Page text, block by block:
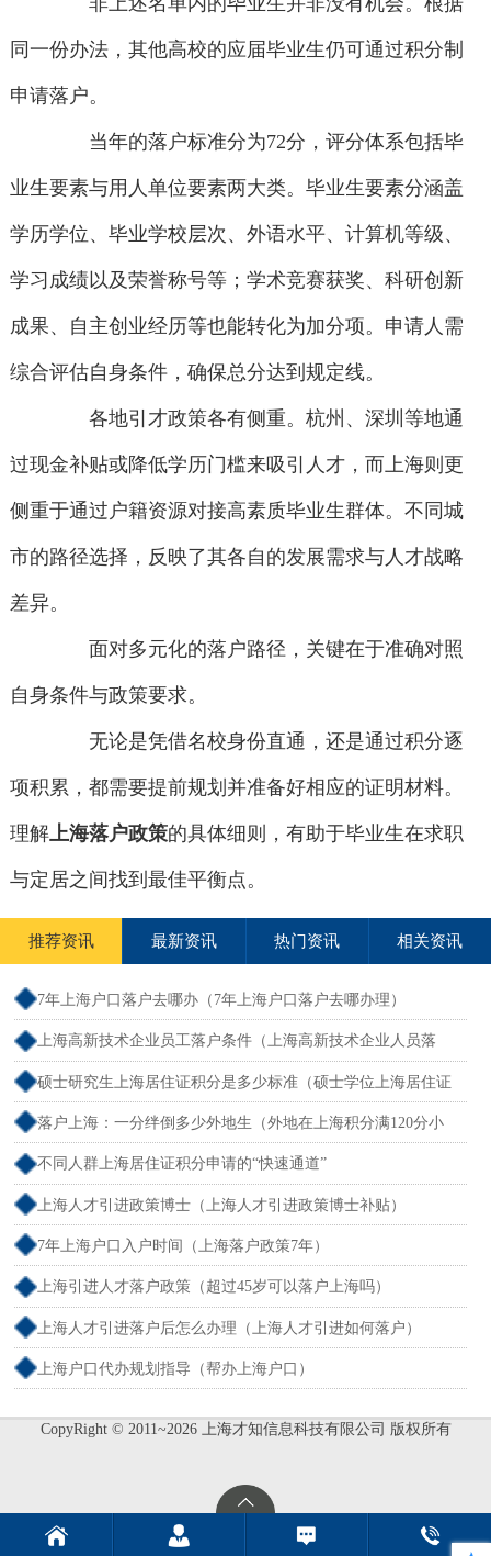
同一份办法，其他高校的应届毕业生仍可通过积分制
申请落户。
当年的落户标准分为72分，评分体系包括毕
业生要素与用人单位要素两大类。毕业生要素分涵盖
学历学位、毕业学校层次、外语水平、计算机等级、
学习成绩以及荣誉称号等；学术竞赛获奖、科研创新
成果、自主创业经历等也能转化为加分项。申请人需
综合评估自身条件，确保总分达到规定线。
各地引才政策各有侧重。杭州、深圳等地通
过现金补贴或降低学历门槛来吸引人才，而上海则更
侧重于通过户籍资源对接高素质毕业生群体。不同城
市的路径选择，反映了其各自的发展需求与人才战略
差异。
面对多元化的落户路径，关键在于准确对照
自身条件与政策要求。
无论是凭借名校身份直通，还是通过积分逐
项积累，都需要提前规划并准备好相应的证明材料。
理解上海落户政策的具体细则，有助于毕业生在求职
与定居之间找到最佳平衡点。
推荐资讯 最新资讯 热门资讯 相关资讯
7年上海户口落户去哪办（7年上海户口落户去哪办理）
上海高新技术企业员工落户条件（上海高新技术企业人员落
户）
硕士研究生上海居住证积分是多少标准（硕士学位上海居住证
积分）
落户上海：一分绊倒多少外地生（外地在上海积分满120分小
孩可以考上海大学吗）
不同人群上海居住证积分申请的“快速通道”
上海人才引进政策博士（上海人才引进政策博士补贴）
7年上海户口入户时间（上海落户政策7年）
上海引进人才落户政策（超过45岁可以落户上海吗）
上海人才引进落户后怎么办理（上海人才引进如何落户）
上海户口代办规划指导（帮办上海户口）
CopyRight © 2011~2026 上海才知信息科技有限公司 版权所有